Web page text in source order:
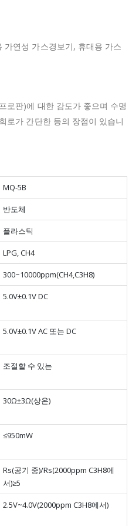
가연성 가스경보기, 휴대용 가스
로판)에 대한 감도가 좋으며 수명
로가 간단한 등의 장점이 있습니
MQ-5B
반도체
플라스틱
LPG, CH4
300~10000ppm(CH4,C3H8)
5.0V±0.1V DC
5.0V±0.1V AC 또는 DC
조절할 수 있는
30Ω±3Ω(상온)
≤950mW
Rs(공기 중)/Rs(2000ppm C3H8에
서)≥5
2.5V~4.0V(2000ppm C3H8에서)